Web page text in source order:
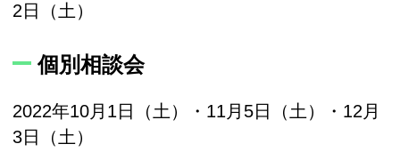
2日（土）
個別相談会
2022年10月1日（土）・11月5日（土）・12月
3日（土）